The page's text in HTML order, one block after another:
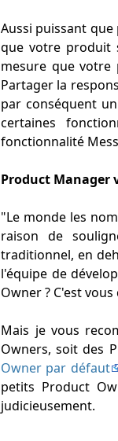
Aussi puissant
que votre produit
mesure que votre
Partager la
par conséquent
certaines
fonctionnalité
Product Manager
"Le monde les
raison de
traditionnel, en
l'équipe de
Owner ? C'est
Mais je vous
Owners, soit des
Owner par défaut
petits Product
judicieusement.